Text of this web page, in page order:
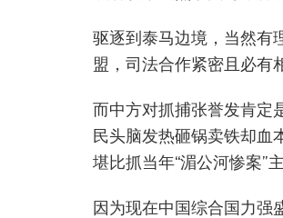
驱逐到泰马边境，当然有
盟，司法合作紧密且必有
而中方对抓捕张誉发肯定
民头脑发热砸锅卖铁却血
堪比抓当年“湄公河惨案”
因为现在中国综合国力强